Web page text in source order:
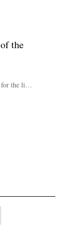
the
for the li…